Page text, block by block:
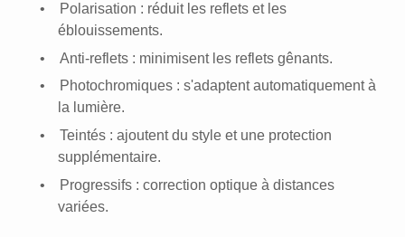
•
Polarisation : réduit les reflets et les
éblouissements.
•
Anti-reflets : minimisent les reflets gênants.
•
Photochromiques : s'adaptent automatiquement à
la lumière.
•
Teintés : ajoutent du style et une protection
supplémentaire.
•
Progressifs : correction optique à distances
variées.